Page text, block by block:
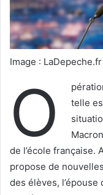
Image : LaDepeche.fr
O
telle
de l’école française.
propose de
des élèves,